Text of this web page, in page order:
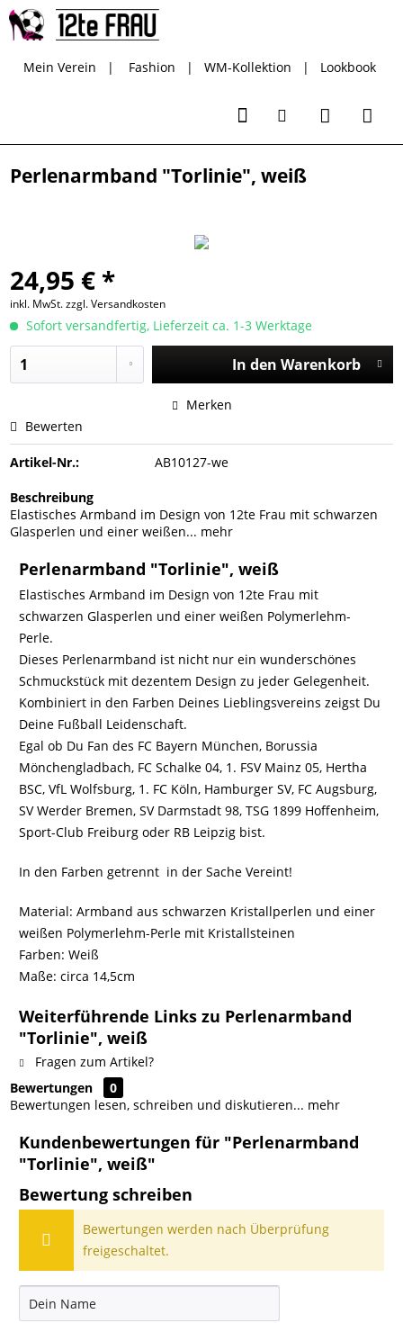
Mein Verein | Fashion | WM-Kollektion | Lookbook
Perlenarmband "Torlinie", weiß
24,95 € *
inkl. MwSt.zzgl. Versandkosten
Sofort versandfertig, Lieferzeit ca. 1-3 Werktage
In den Warenkorb
Merken
Bewerten
Artikel-Nr.: AB10127-we
Beschreibung
Elastisches Armband im Design von 12te Frau mit schwarzen
Glasperlen und einer weißen... mehr
Perlenarmband "Torlinie", weiß
Elastisches Armband im Design von 12te Frau mit
schwarzen Glasperlen und einer weißen Polymerlehm-
Perle.
Dieses Perlenarmband ist nicht nur ein wunderschönes
Schmuckstück mit dezentem Design zu jeder Gelegenheit.
Kombiniert in den Farben Deines Lieblingsvereins zeigst Du
Deine Fußball Leidenschaft.
Egal ob Du Fan des FC Bayern München, Borussia
Mönchengladbach, FC Schalke 04, 1. FSV Mainz 05, Hertha
BSC, VfL Wolfsburg, 1. FC Köln, Hamburger SV, FC Augsburg,
SV Werder Bremen, SV Darmstadt 98, TSG 1899 Hoffenheim,
Sport-Club Freiburg oder RB Leipzig bist.
In den Farben getrennt  in der Sache Vereint!
Material: Armband aus schwarzen Kristallperlen und einer
weißen Polymerlehm-Perle mit Kristallsteinen
Farben: Weiß
Maße: circa 14,5cm
Weiterführende Links zu Perlenarmband
"Torlinie", weiß
Fragen zum Artikel?
Bewertungen
0
Bewertungen lesen, schreiben und diskutieren... mehr
Kundenbewertungen für "Perlenarmband
"Torlinie", weiß"
Bewertung schreiben
Bewertungen werden nach Überprüfung
freigeschaltet.